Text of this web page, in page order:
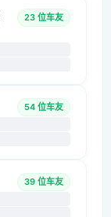
23 位车友
54 位车友
39 位车友